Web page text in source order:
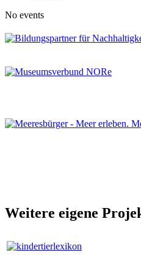
No events
Weitere eigene